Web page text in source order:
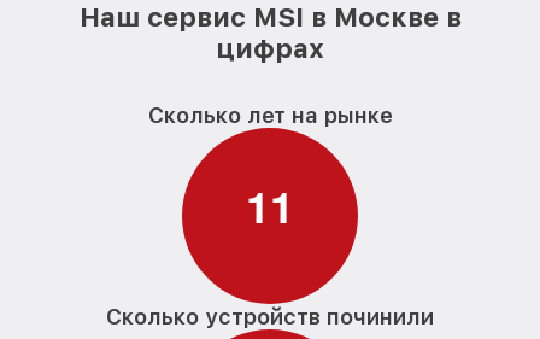
Наш сервис MSI в Москве в
цифрах
Сколько лет на рынке
11
Сколько устройств починили